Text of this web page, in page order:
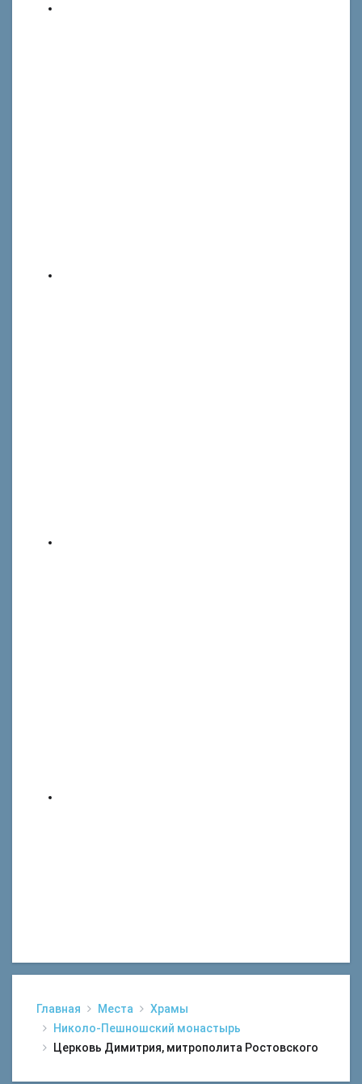
Главная Места
Храмы
Николо-Пешношский монастырь
Церковь Димитрия, митрополита Ростовского